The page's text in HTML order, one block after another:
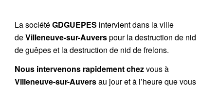
La sociétéGDGUEPES intervient dans la ville
deVilleneuve-sur-Auverspour la destruction de nid
de guêpes et la destruction de nid de frelons.
Nous intervenons rapidement chezvous à
Villeneuve-sur-Auversau jour et à l’heure que vous